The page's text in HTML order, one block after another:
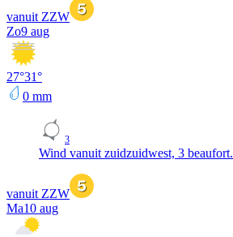
vanuit ZZW
Zo9 aug
27°31°
0 mm
3
Wind vanuit zuidzuidwest, 3 beaufort.
vanuit ZZW
Ma10 aug